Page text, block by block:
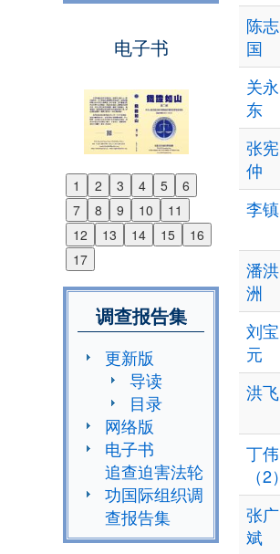
电子书
1 2 3 4 5
6
7
8 9 10
11
12
13 14 15
16
17
Previous
Next
调查报告集
更新版
导读
目录
网络版
电子书
追查迫害法轮
功国际组织调
查报告集
陈志
国
关永
东
张宪
仲
李镇
潘洪
洲
刘宝
元
洪飞
丁伟
（2）
张广
斌